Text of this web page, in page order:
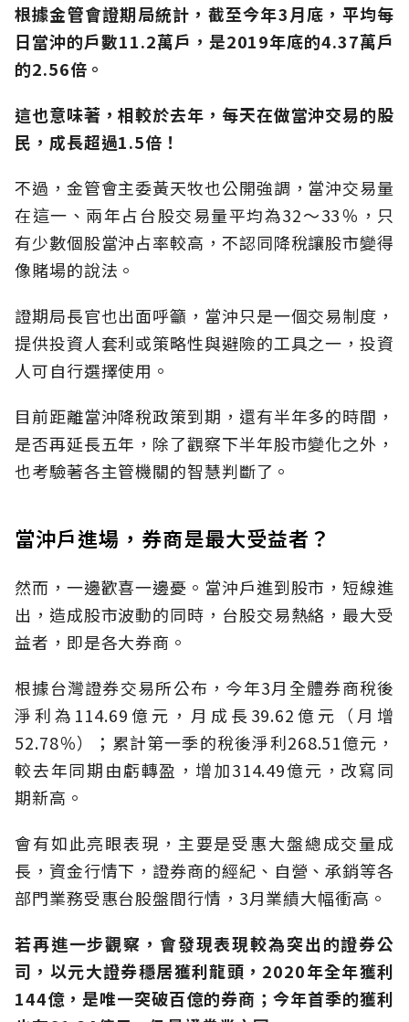
根據金管會證期局統計，截至今年3月底，平均每
日當沖的戶數11.2萬戶，是2019年底的4.37萬戶
的2.56倍。
這也意味著，相較於去年，每天在做當沖交易的股
民，成長超過1.5倍！
不過，金管會主委黃天牧也公開強調，當沖交易量
在這一、兩年占台股交易量平均為32～33％，只
有少數個股當沖占率較高，不認同降稅讓股市變得
像賭場的說法。
證期局長官也出面呼籲，當沖只是一個交易制度，
提供投資人套利或策略性與避險的工具之一，投資
人可自行選擇使用。
目前距離當沖降稅政策到期，還有半年多的時間，
是否再延長五年，除了觀察下半年股市變化之外，
也考驗著各主管機關的智慧判斷了。
當沖戶進場，券商是最大受益者？
然而，一邊歡喜一邊憂。當沖戶進到股市，短線進
出，造成股市波動的同時，台股交易熱絡，最大受
益者，即是各大券商。
根據台灣證券交易所公布，今年3月全體券商稅後
淨利為114.69億元，月成長39.62億元（月增
52.78％）；累計第一季的稅後淨利268.51億元，
較去年同期由虧轉盈，增加314.49億元，改寫同
期新高。
會有如此亮眼表現，主要是受惠大盤總成交量成
長，資金行情下，證券商的經紀、自營、承銷等各
部門業務受惠台股盤間行情，3月業績大幅衝高。
若再進一步觀察，會發現表現較為突出的證券公
司，以元大證券穩居獲利龍頭，2020年全年獲利
144億，是唯一突破百億的券商；今年首季的獲利